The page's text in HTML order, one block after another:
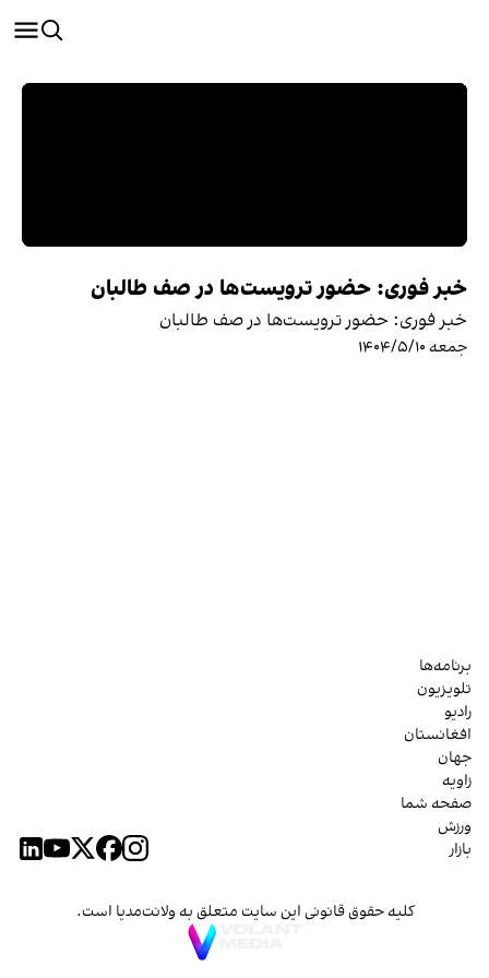
خبر فوری: حضور ترویست‌ها در صف طالبان
خبر فوری: حضور ترویست‌ها در صف طالبان
جمعه ۱۴۰۴/۵/۱۰
برنامه‌ها
تلویزیون
رادیو
افغانستان
جهان
زاویه
صفحه شما
ورزش
بازار
کلیه حقوق قانونی این سایت متعلق به ولانت‌مدیا است.